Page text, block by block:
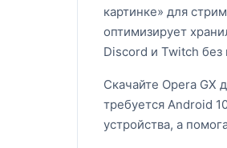
картинке» для
оптимизирует
Discord и Twitch
Скачайте Opera GX
требуется Android
устройства, а